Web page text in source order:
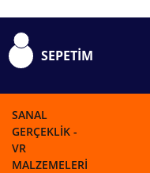
SEPETİM
SANAL
GERÇEKLIK -
VR
MALZEMELERI